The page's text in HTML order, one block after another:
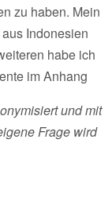
zu haben. Mein
Indonesien
habe ich
im Anhang
und mit
Frage wird